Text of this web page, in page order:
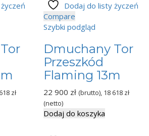
zł
Dodaj do listy życzeń
Compare
Szybki podgląd
Dmuchany Tor
Przeszkód
Flaming 13m
22 900 zł (brutto), 18 618 zł
(netto)
Dodaj do koszyka